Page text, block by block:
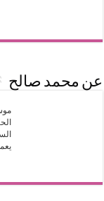
عن محمد صالح